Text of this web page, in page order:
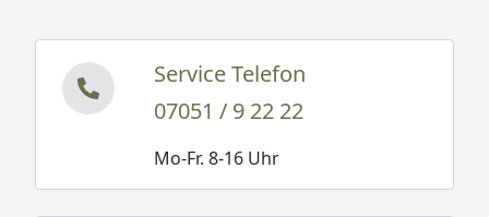
Service Telefon
07051 / 9 22 22
Mo-Fr. 8-16 Uhr